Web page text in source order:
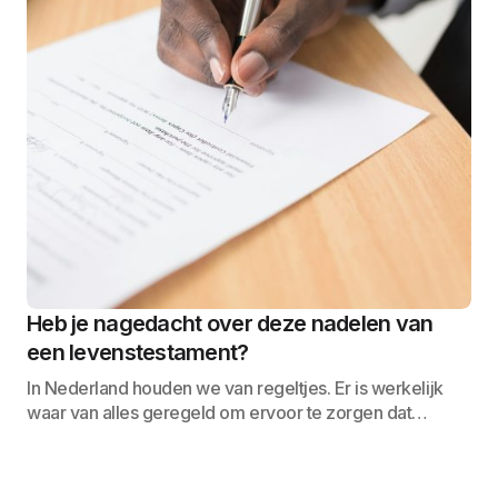
Heb je nagedacht over deze nadelen van
een levenstestament?
In Nederland houden we van regeltjes. Er is werkelijk
waar van alles geregeld om ervoor te zorgen dat…